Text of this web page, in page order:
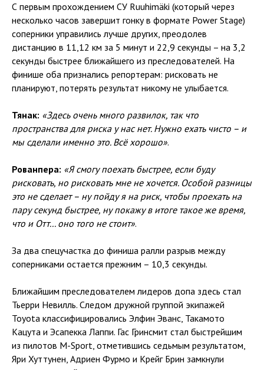
С первым прохождением СУ Ruuhimäki (который через
несколько часов завершит гонку в формате Power Stage)
соперники управились лучше других, преодолев
дистанцию в 11,12 км за 5 минут и 22,9 секунды – на 3,2
секунды быстрее ближайшего из преследователей. На
финише оба признались репортерам: рисковать не
планируют, потерять результат никому не улыбается.
Тянак: «Здесь очень много развилок, так что
пространства для риска у нас нет. Нужно ехать чисто – и
мы сделали именно это. Всё хорошо».
Рованпера: «Я смогу поехать быстрее, если буду
рисковать, но рисковать мне не хочется. Особой разницы
это не сделает – ну пойду я на риск, чтобы проехать на
пару секунд быстрее, ну покажу в итоге такое же время,
что и Отт... оно того не стоит».
За два спецучастка до финиша ралли разрыв между
соперниками остается прежним – 10,3 секунды.
Ближайшим преследователем лидеров допа здесь стал
Тьерри Невилль. Следом дружной группой экипажей
Toyota классифицировались Элфин Эванс, Такамото
Кацута и Эсапекка Лаппи. Гас Гринсмит стал быстрейшим
из пилотов M-Sport, отметившись седьмым результатом,
Яри Хуттунен, Адриен Фурмо и Крейг Брин замкнули